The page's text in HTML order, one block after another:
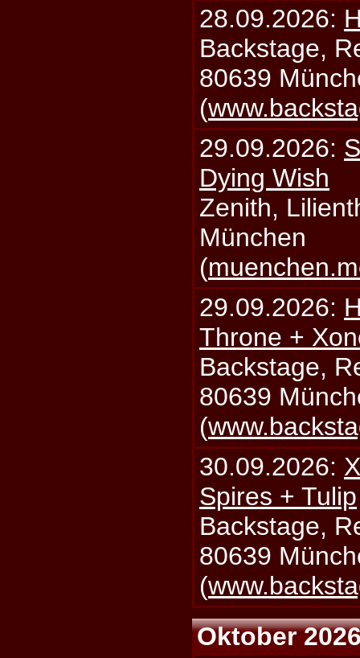
28.09.2026:
Backstage,
80639
(
29.09.2026:
Dying Wish
Zenith,
München
(
29.09.2026:
Throne +
Backstage,
80639
(
30.09.2026:
Spires + Tulip
Backstage,
80639
(
Oktober